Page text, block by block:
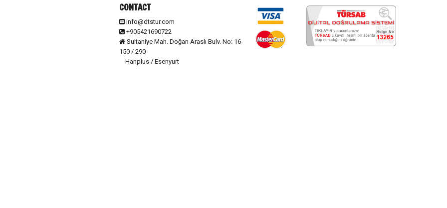
CONTACT
info@dtstur.com
+905421690722
Sultaniye Mah. Doğan Araslı Bulv. No: 16-
150 / 290
Hanplus / Esenyurt